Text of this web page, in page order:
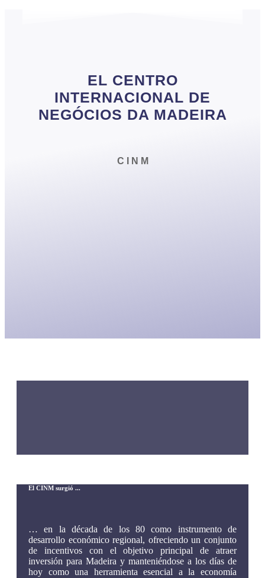
EL CENTRO
INTERNACIONAL DE
NEGÓCIOS DA MADEIRA
C I N M
El CINM surgió ...
… en la década de los 80 como instrumento de
desarrollo económico regional, ofreciendo un conjunto
de incentivos con el objetivo principal de atraer
inversión para Madeira y manteniéndose a los días de
hoy como una herramienta esencial a la economía